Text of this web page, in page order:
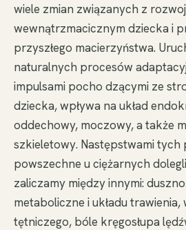
wiele zmian związanych z
wewnątrzmacicznym dziecka i
przyszłego macierzyństwa.
naturalnych procesów
impulsami pocho dzącymi ze
dziecka, wpływa na układ
oddechowy, moczowy, a także
szkieletowy. Następstwami tych
powszechne u ciężarnych
zaliczamy między innymi:
metaboliczne i układu trawienia,
tętniczego, bóle kręgosłupa